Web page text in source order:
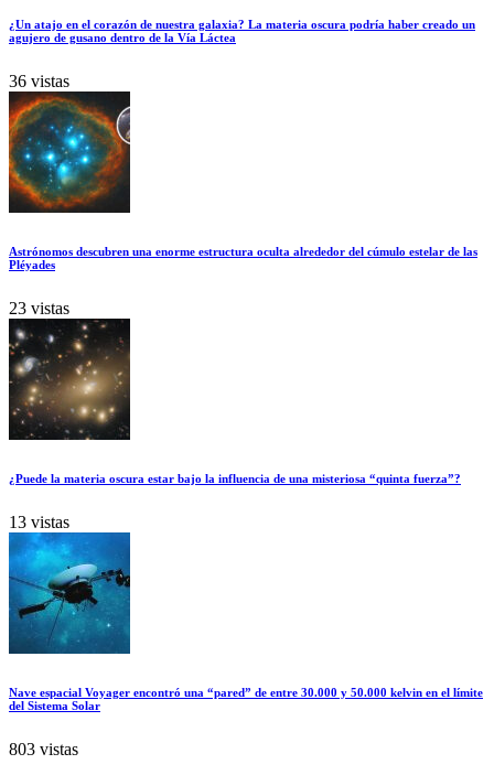
¿Un atajo en el corazón de nuestra galaxia? La materia oscura podría haber creado un
agujero de gusano dentro de la Vía Láctea
36 vistas
Astrónomos descubren una enorme estructura oculta alrededor del cúmulo estelar de las
Pléyades
23 vistas
¿Puede la materia oscura estar bajo la influencia de una misteriosa “quinta fuerza”?
13 vistas
Nave espacial Voyager encontró una “pared” de entre 30.000 y 50.000 kelvin en el límite
del Sistema Solar
803 vistas